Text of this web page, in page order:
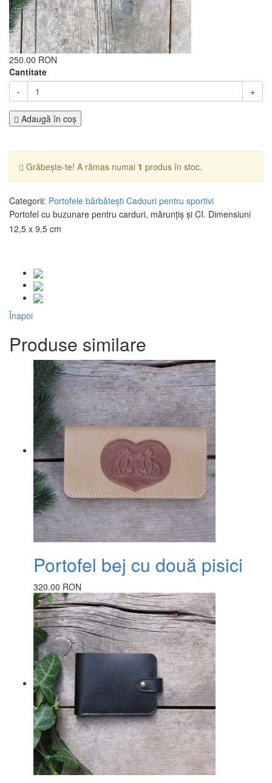
250.00 RON
Cantitate
-
+
Adaugă în coş
Grăbește-te! A rămas numai 1 produs în stoc.
Categorii: Portofele bărbătești Cadouri pentru sportivi
Portofel cu buzunare pentru carduri, mărunțiș și CI. Dimensiuni
12,5 x 9,5 cm
Înapoi
Produse similare
Portofel bej cu două pisici
320.00 RON